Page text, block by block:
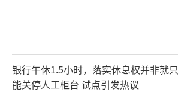
银行午休1.5小时，落实休息权并非就只
能关停人工柜台 试点引发热议